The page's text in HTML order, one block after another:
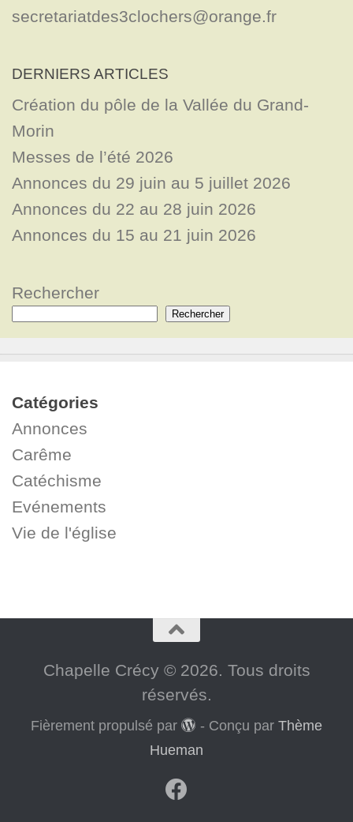
secretariatdes3clochers@orange.fr
DERNIERS ARTICLES
Création du pôle de la Vallée du Grand-
Morin
Messes de l’été 2026
Annonces du 29 juin au 5 juillet 2026
Annonces du 22 au 28 juin 2026
Annonces du 15 au 21 juin 2026
Rechercher
Rechercher
Catégories
Annonces
Carême
Catéchisme
Evénements
Vie de l'église
Chapelle Crécy © 2026. Tous droits
réservés.
Fièrement propulsé par - Conçu par Thème
Hueman